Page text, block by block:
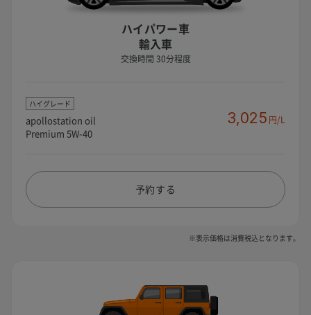
ハイパワー車
輸入車
交換時間 30分程度
ハイグレード
apollostation oil
Premium 5W-40
3,025 円/L
予約する
※表示価格は消費税込となります。